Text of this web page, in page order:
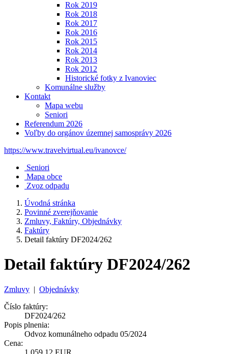
Rok 2019
Rok 2018
Rok 2017
Rok 2016
Rok 2015
Rok 2014
Rok 2013
Rok 2012
Historické fotky z Ivanoviec
Komunálne služby
Kontakt
Mapa webu
Seniori
Referendum 2026
Voľby do orgánov územnej samosprávy 2026
https://www.travelvirtual.eu/ivanovce/
Seniori
Mapa obce
Zvoz odpadu
Úvodná stránka
Povinné zverejňovanie
Zmluvy, Faktúry, Objednávky
Faktúry
Detail faktúry DF2024/262
Detail faktúry DF2024/262
Zmluvy | Objednávky
Číslo faktúry:
DF2024/262
Popis plnenia:
Odvoz komunálneho odpadu 05/2024
Cena:
1 059,12 EUR